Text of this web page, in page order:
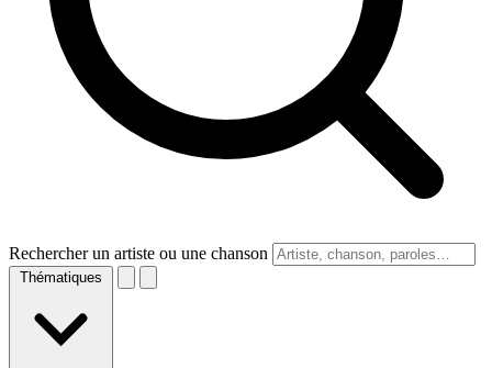
Rechercher un artiste ou une chanson
Thématiques